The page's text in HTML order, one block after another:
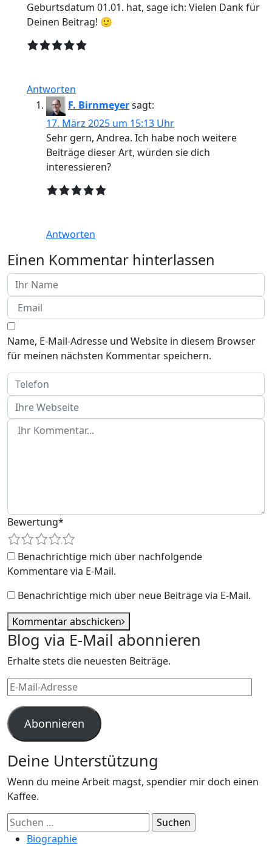
Geburtsdatum 01.01. hat, sage ich: Vielen Dank für
Deinen Beitrag! 🙂
Antworten
F. Birnmeyersagt:
17. März 2025 um 15:13 Uhr
Sehr gern, Andrea. Ich habe noch weitere
Beiträge dieser Art, würden sie dich
interessieren?
Antworten
Einen Kommentar hinterlassen
Name, E-Mail-Adresse und Website in diesem Browser
für meinen nächsten Kommentar speichern.
Bewertung*
4
3
2
1
Benachrichtige mich über nachfolgende
Kommentare via E-Mail.
Benachrichtige mich über neue Beiträge via E-Mail.
Kommentar abschicken
Blog via E-Mail abonnieren
Erhalte stets die neuesten Beiträge.
E-
Mail-
Adresse
Abonnieren
Deine Unterstützung
Wenn du meine Arbeit magst, spendier mir doch einen
Kaffee.
Suchen
nach:Biographie